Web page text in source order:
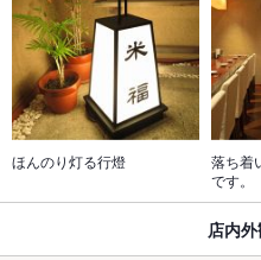
ほんのり灯る行燈
落ち着
です。
店内